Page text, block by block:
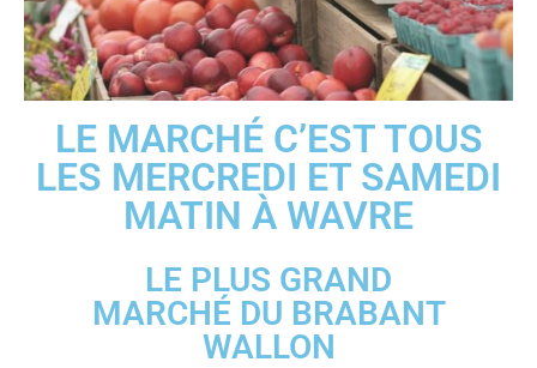
LE MARCHÉ C’EST TOUS
LES MERCREDI ET SAMEDI
MATIN À WAVRE
LE PLUS GRAND
MARCHÉ DU BRABANT
WALLON